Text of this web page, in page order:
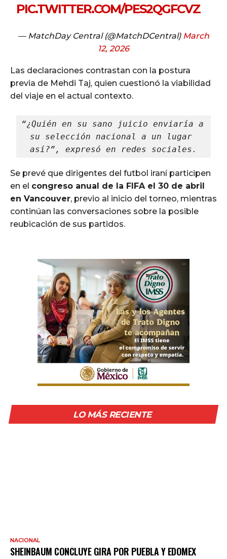
PIC.TWITTER.COM/PES2QGFCVZ
— MatchDay Central (@MatchDCentral) March
12, 2026
Las declaraciones contrastan con la postura
previa de Mehdi Taj, quien cuestionó la viabilidad
del viaje en el actual contexto.
“¿Quién en su sano juicio enviaría a
su selección nacional a un lugar
así?”, expresó en redes sociales.
Se prevé que dirigentes del futbol iraní participen
en el congreso anual de la FIFA el 30 de abril
en Vancouver, previo al inicio del torneo, mientras
continúan las conversaciones sobre la posible
reubicación de sus partidos.
LO MÁS RECIENTE
NACIONAL
SHEINBAUM CONCLUYE GIRA POR PUEBLA Y EDOMEX